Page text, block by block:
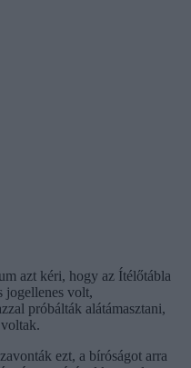
azt kéri, hogy az Ítélőtábla
jogellenes volt,
próbálták alátámasztani,
ezt, a bíróságot arra